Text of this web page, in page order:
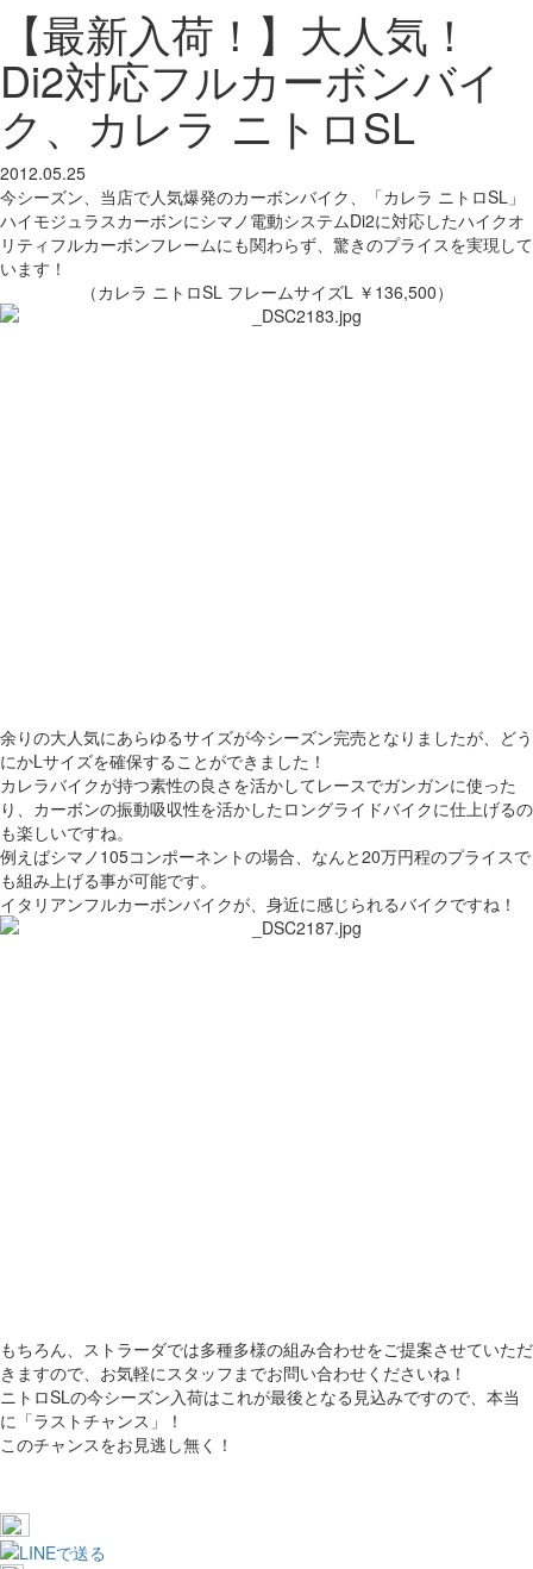
【最新入荷！】大人気！
Di2対応フルカーボンバイ
ク、カレラ ニトロSL
2012.05.25
今シーズン、当店で人気爆発のカーボンバイク、「カレラ ニトロSL」
ハイモジュラスカーボンにシマノ電動システムDi2に対応したハイクオ
リティフルカーボンフレームにも関わらず、驚きのプライスを実現して
います！
（カレラ ニトロSL フレームサイズL ￥136,500）
余りの大人気にあらゆるサイズが今シーズン完売となりましたが、どう
にかLサイズを確保することができました！
カレラバイクが持つ素性の良さを活かしてレースでガンガンに使った
り、カーボンの振動吸収性を活かしたロングライドバイクに仕上げるの
も楽しいですね。
例えばシマノ105コンポーネントの場合、なんと20万円程のプライスで
も組み上げる事が可能です。
イタリアンフルカーボンバイクが、身近に感じられるバイクですね！
もちろん、ストラーダでは多種多様の組み合わせをご提案させていただ
きますので、お気軽にスタッフまでお問い合わせくださいね！
ニトロSLの今シーズン入荷はこれが最後となる見込みですので、本当
に「ラストチャンス」！
このチャンスをお見逃し無く！